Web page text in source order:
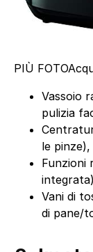
PIÙ FOTO
Vassoio
pulizia
le
Funzioni
Vani di
di pane/